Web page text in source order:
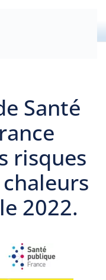
Santé
risques
2022.